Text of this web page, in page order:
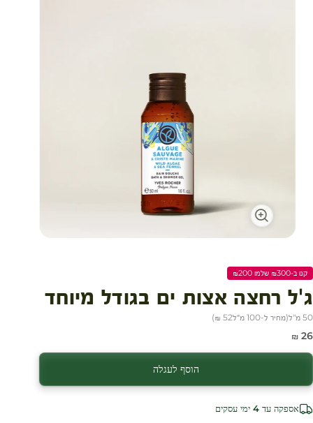
עגלת קניות
קנו ב-₪300 שלמו ₪200
ג'ל רחצה אצות ים בגודל מיוחד
50 מ"ל (מחיר ל-100 מ״ל 52 ₪
)
מחיר מבצע
26 ₪
הוסף לעגלה
אספקה עד 4 ימי עסקים